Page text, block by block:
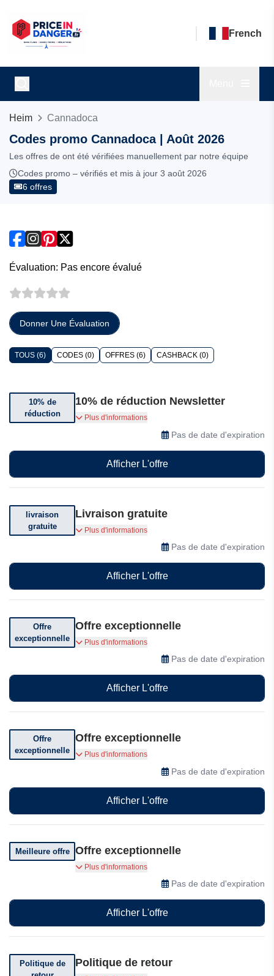
French
Heim Cannadoca
Codes promo Cannadoca | Août 2026
Les offres de ont été vérifiées manuellement par notre équipe
Codes promo – vérifiés et mis à jour 3 août 2026
6 offres
Évaluation: Pas encore évalué
Donner Une Évaluation
TOUS (6) CODES (0) OFFRES (6) CASHBACK (0)
10% de
réduction
10% de réduction Newsletter
Abonnez-vous et bénéficiez de 10% de
réduction sur votre commande.
Plus d'informations
Pas de date d'expiration
Afficher L'offre
livraison
gratuite
Livraison gratuite
Livraison gratuite. Voir conditions générales.
Plus d'informations
Pas de date d'expiration
Afficher L'offre
Offre
exceptionnelle
Offre exceptionnelle
Profitez d'offres exceptionnelles !
Plus d'informations
Pas de date d'expiration
Afficher L'offre
Offre
exceptionnelle
Offre exceptionnelle
Bénéficiez d'une réduction spéciale sur votre
Plus d'informations
Pas de date d'expiration
Afficher L'offre
Meilleure offre Offre exceptionnelle
Vivez une expérience unique avec des produits
Plus d'informations
Pas de date d'expiration
Afficher L'offre
Politique de
Politique de retour